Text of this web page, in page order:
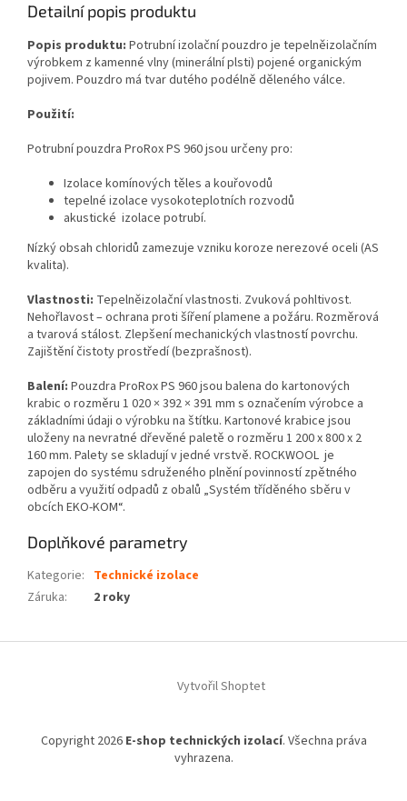
Detailní popis produktu
Popis produktu: Potrubní izolační pouzdro je tepelněizolačním
výrobkem z kamenné vlny (minerální plsti) pojené organickým
pojivem. Pouzdro má tvar dutého podélně děleného válce.
Použití:
Potrubní pouzdra ProRox PS 960 jsou určeny pro:
Izolace komínových těles a kouřovodů
tepelné izolace vysokoteplotních rozvodů
akustické izolace potrubí.
Nízký obsah chloridů zamezuje vzniku koroze nerezové oceli (AS
kvalita).
Vlastnosti: Tepelněizolační vlastnosti. Zvuková pohltivost.
Nehořlavost – ochrana proti šíření plamene a požáru. Rozměrová
a tvarová stálost. Zlepšení mechanických vlastností povrchu.
Zajištění čistoty prostředí (bezprašnost).
Balení: Pouzdra ProRox PS 960 jsou balena do kartonových
krabic o rozměru 1 020 × 392 × 391 mm s označením výrobce a
základními údaji o výrobku na štítku. Kartonové krabice jsou
uloženy na nevratné dřevěné paletě o rozměru 1 200 x 800 x 2
160 mm. Palety se skladují v jedné vrstvě. ROCKWOOL je
zapojen do systému sdruženého plnění povinností zpětného
odběru a využití odpadů z obalů „Systém tříděného sběru v
obcích EKO-KOM“.
Doplňkové parametry
Kategorie: Technické izolace
Záruka: 2 roky
Vytvořil Shoptet
Copyright 2026 E-shop technických izolací. Všechna práva
vyhrazena.